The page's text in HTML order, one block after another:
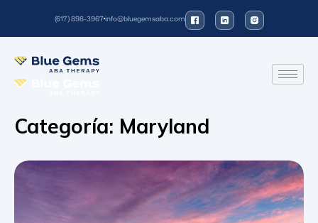
(617) 898-3967info@bluegemsaba.com
Categoría: Maryland